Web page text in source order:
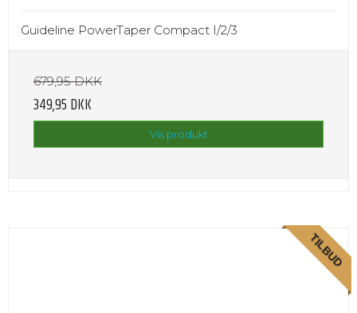
Guideline PowerTaper Compact I/2/3
679,95 DKK
349,95 DKK
Vis produkt
TILBUD